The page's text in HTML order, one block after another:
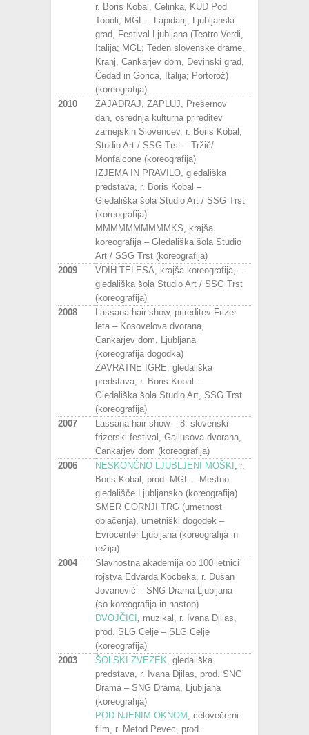
r. Boris Kobal, Celinka, KUD Pod
Topoli, MGL – Lapidarij, Ljubljanski
grad, Festival Ljubljana (Teatro Verdi,
Italija; MGL; Teden slovenske drame,
Kranj, Cankarjev dom, Devinski grad,
Čedad in Gorica, Italija; Portorož)
(koreografija)
2010
ZAJADRAJ, ZAPLUJ, Prešernov
dan, osrednja kulturna prireditev
zamejskih Slovencev, r. Boris Kobal,
Studio Art / SSG Trst – Tržič/
Monfalcone (koreografija)
IZJEMA IN PRAVILO, gledališka
predstava, r. Boris Kobal –
Gledališka šola Studio Art / SSG Trst
(koreografija)
MMMMMMMMMMKS, krajša
koreografija – Gledališka šola Studio
Art / SSG Trst (koreografija)
2009
VDIH TELESA, krajša koreografija, –
gledališka šola Studio Art / SSG Trst
(koreografija)
2008
Lassana hair show, prireditev Frizer
leta – Kosovelova dvorana,
Cankarjev dom, Ljubljana
(koreografija dogodka)
ZAVRATNE IGRE, gledališka
predstava, r. Boris Kobal –
Gledališka šola Studio Art, SSG Trst
(koreografija)
2007
Lassana hair show – 8. slovenski
frizerski festival, Gallusova dvorana,
Cankarjev dom (koreografija)
2006
NESKONČNO LJUBLJENI MOŠKI , r.
Boris Kobal, prod. MGL – Mestno
gledališče Ljubljansko (koreografija)
SMER GORNJI TRG (umetnost
oblačenja), umetniški dogodek –
Evrocenter Ljubljana (koreografija in
režija)
2004
Slavnostna akademija ob 100 letnici
rojstva Edvarda Kocbeka, r. Dušan
Jovanović – SNG Drama Ljubljana
(so-koreografija in nastop)
DVOJČICI
muzikal, r. Ivana Djilas,
prod. SLG Celje – SLG Celje
(koreografija)
2003
ŠOLSKI ZVEZEK , gledališka
predstava, r. Ivana Djilas, prod. SNG
Drama – SNG Drama, Ljubljana
(koreografija)
POD NJENIM OKNOM , celovečerni
film, r. Metod Pevec, prod.